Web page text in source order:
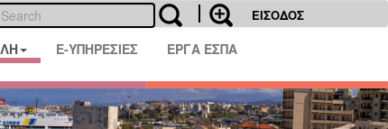
ΕΙΣΟΔΟΣ
E-ΥΠΗΡΕΣΙΕΣ ΕΡΓΑ ΕΣΠΑ